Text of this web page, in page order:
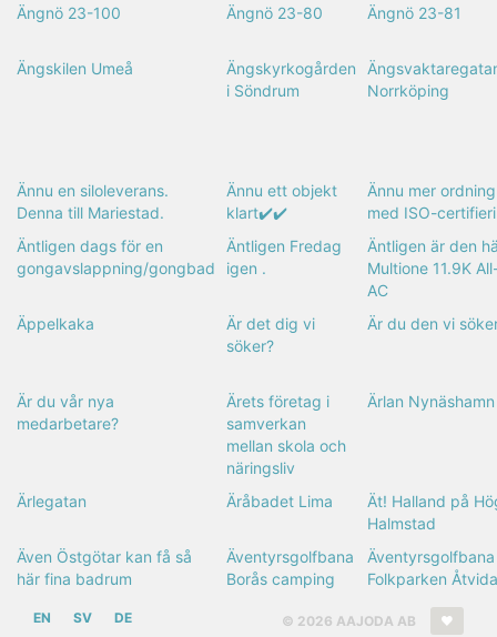
Ängnö 23-100
Ängnö 23-80 Ängnö 23-81
Ängskilen Umeå
Ängskyrkogården
i Söndrum
Norrköping
Ännu en siloleverans.
Denna till Mariestad.
Ännu ett objekt
klart✔️✔️
Ännu mer
med ISO-
Äntligen dags för en
gongavslappning/gongbad
Äntligen Fredag
igen .
Äntligen är den
Multione 11.9K
AC
Äppelkaka
Är det dig vi
söker?
Är du den vi
Är du vår nya
medarbetare?
Ärets företag i
samverkan
mellan skola och
näringsliv
Ärlan Nynäshamn
Ärlegatan Äråbadet Lima
Ät! Halland på
Halmstad
Även Östgötar kan få så
här fina badrum
Äventyrsgolfbana
Borås camping
Äventyrsgolfbana
Folkparken
© 2026 AAJODA AB
EN SV DE